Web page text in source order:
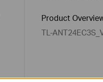
Product
TL-